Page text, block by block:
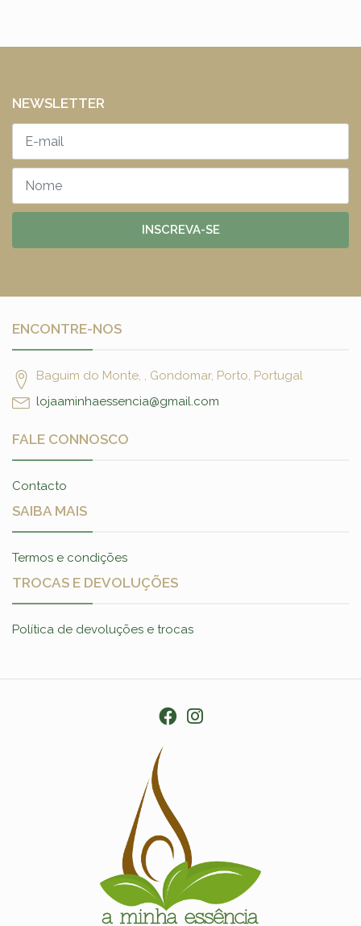
NEWSLETTER
INSCREVA-SE
ENCONTRE-NOS
Baguim do Monte, , Gondomar, Porto, Portugal
lojaaminhaessencia@gmail.com
FALE CONNOSCO
Contacto
SAIBA MAIS
Termos e condições
TROCAS E DEVOLUÇÕES
Política de devoluções e trocas